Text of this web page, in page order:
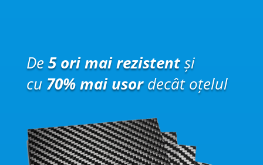
De5 ori mai rezistentși
cu 70% mai usordecât oțelul